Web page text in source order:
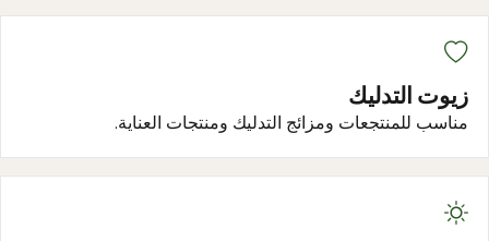
زيوت التدليك
مناسب للمنتجعات ومزائج التدليك ومنتجات العناية.